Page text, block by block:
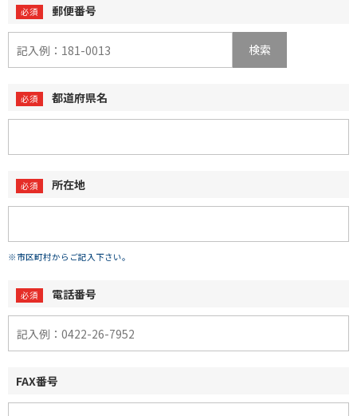
郵便番号
検索
都道府県名
所在地
※市区町村からご記入下さい。
電話番号
FAX番号